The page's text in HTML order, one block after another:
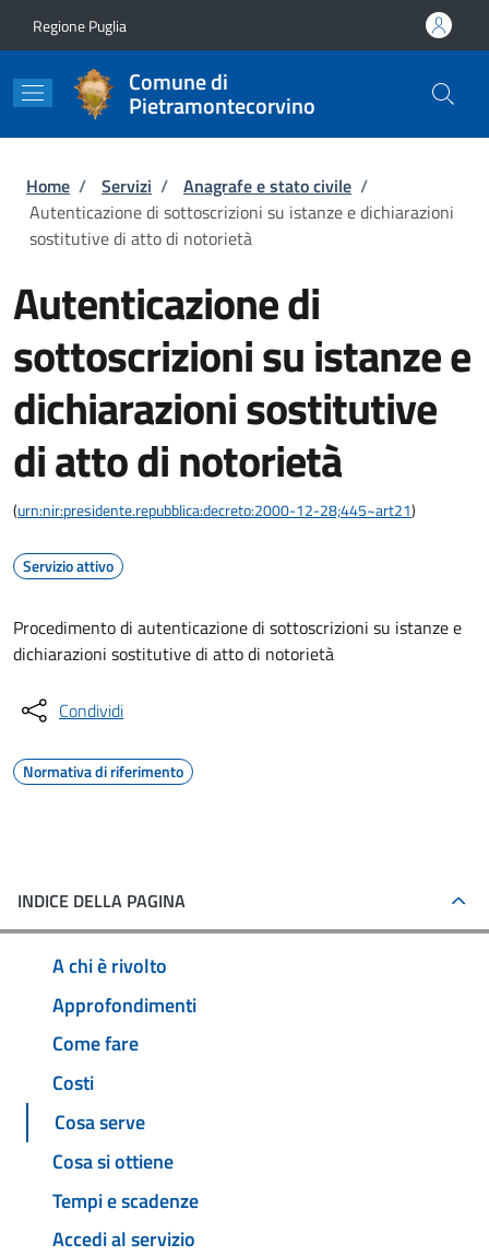
Regione Puglia
Comune di
Pietramontecorvino
Briciole di pane
Home / Servizi / Anagrafe e stato civile /
Autenticazione di sottoscrizioni su istanze e dichiarazioni
sostitutive di atto di notorietà
Autenticazione di
sottoscrizioni su istanze e
dichiarazioni sostitutive
di atto di notorietà
(urn:nir:presidente.repubblica:decreto:2000-12-28;445~art21)
Servizio attivo
Procedimento di autenticazione di sottoscrizioni su istanze e
dichiarazioni sostitutive di atto di notorietà
Condividi
Normativa di riferimento
INDICE DELLA PAGINA
A chi è rivolto
Approfondimenti
Come fare
Costi
Cosa serve
Cosa si ottiene
Tempi e scadenze
Accedi al servizio